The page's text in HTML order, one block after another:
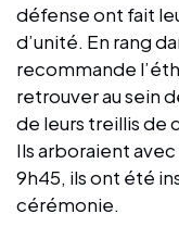
défense ont fait
d’unité. En rang
recommande
retrouver au sein
de leurs treillis de
Ils arboraient
9h45, ils ont été
cérémonie.